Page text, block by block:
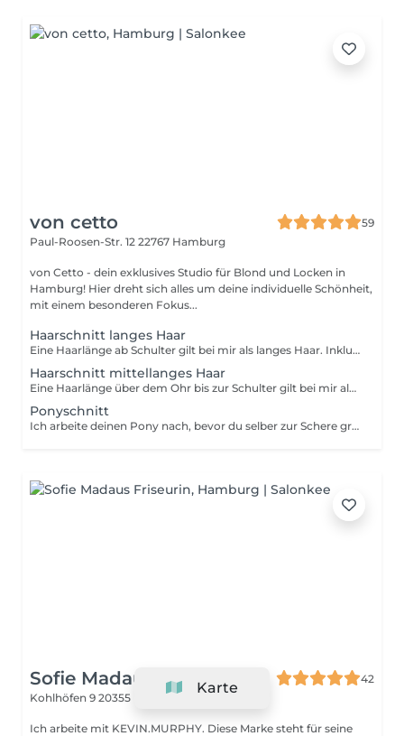
von cetto
59
Paul-Roosen-Str. 12 22767 Hamburg
von Cetto - dein exklusives Studio für Blond und Locken in
Hamburg! Hier dreht sich alles um deine individuelle Schönheit,
mit einem besonderen Fokus...
Haarschnitt langes Haar
Eine Haarlänge ab Schulter gilt bei mir als langes Haar. Inklusive Styling.
Haarschnitt mittellanges Haar
Eine Haarlänge über dem Ohr bis zur Schulter gilt bei mir als mittellanges Haar. Inklusive Styling.
Ponyschnitt
Ich arbeite deinen Pony nach, bevor du selber zur Schere greifst.
Sofie Madaus Friseurin
42
Kohlhöfen 9 20355 Hamburg
Ich arbeite mit KEVIN.MURPHY. Diese Marke steht für seine
Karte